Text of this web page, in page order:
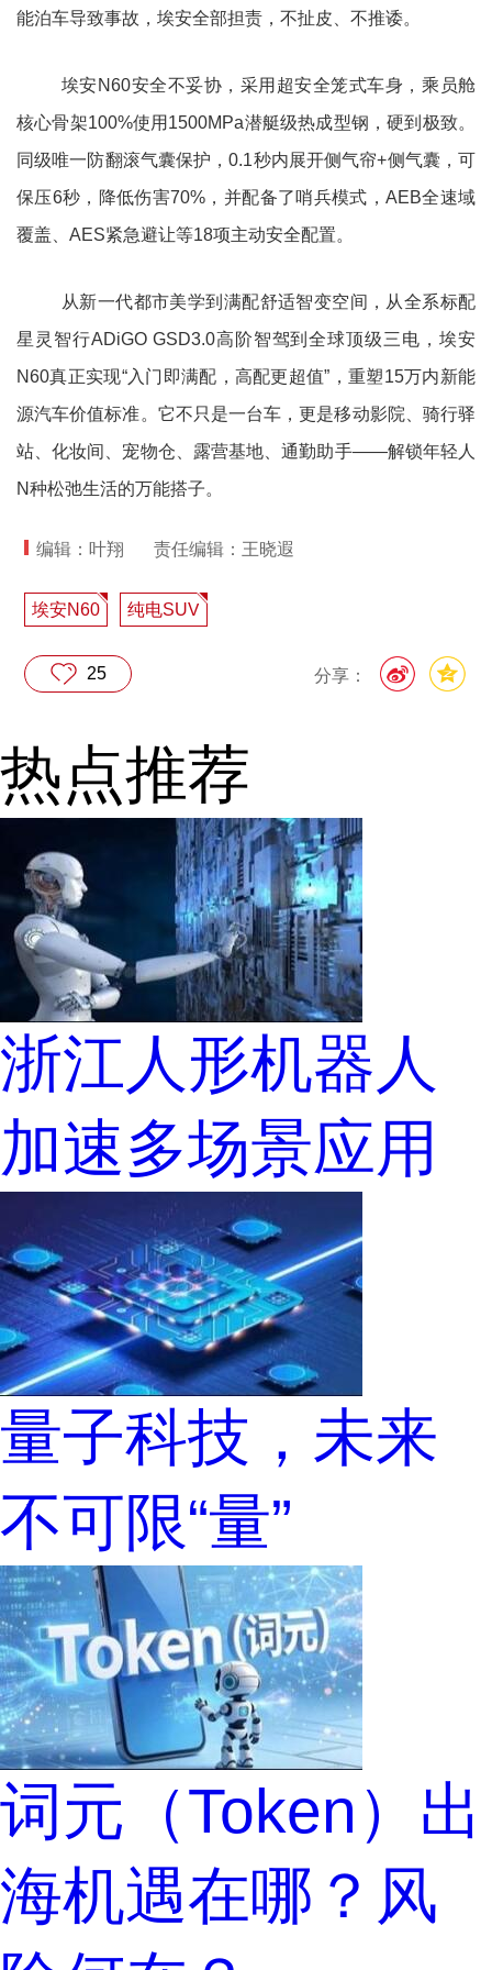
能泊车导致事故，埃安全部担责，不扯皮、不推诿。
埃安N60安全不妥协，采用超安全笼式车身，乘员舱
核心骨架100%使用1500MPa潜艇级热成型钢，硬到极致。
同级唯一防翻滚气囊保护，0.1秒内展开侧气帘+侧气囊，可
保压6秒，降低伤害70%，并配备了哨兵模式，AEB全速域
覆盖、AES紧急避让等18项主动安全配置。
从新一代都市美学到满配舒适智变空间，从全系标配
星灵智行ADiGO GSD3.0高阶智驾到全球顶级三电，埃安
N60真正实现“入门即满配，高配更超值”，重塑15万内新能
源汽车价值标准。它不只是一台车，更是移动影院、骑行驿
站、化妆间、宠物仓、露营基地、通勤助手——解锁年轻人
N种松弛生活的万能搭子。
编辑：叶翔 责任编辑：王晓遐
埃安N60 纯电SUV
分享：
25
热点推荐
浙江人形机器人
加速多场景应用
量子科技，未来
不可限“量”
词元（Token）出
海机遇在哪？风